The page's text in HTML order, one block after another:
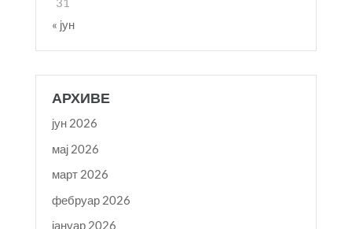
« јун
АРХИВЕ
јун 2026
мај 2026
март 2026
фебруар 2026
јануар 2026